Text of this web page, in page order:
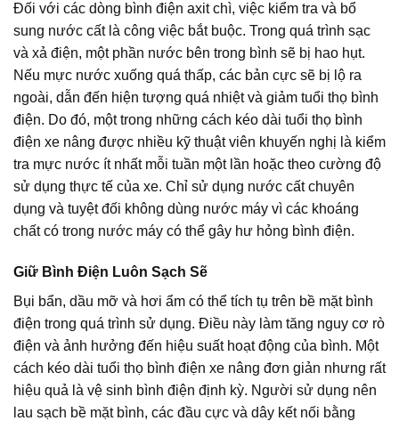
Đối với các dòng bình điện axit chì, việc kiểm tra và bổ
sung nước cất là công việc bắt buộc. Trong quá trình sạc
và xả điện, một phần nước bên trong bình sẽ bị hao hụt.
Nếu mực nước xuống quá thấp, các bản cực sẽ bị lộ ra
ngoài, dẫn đến hiện tượng quá nhiệt và giảm tuổi thọ bình
điện. Do đó, một trong những cách kéo dài tuổi thọ bình
điện xe nâng được nhiều kỹ thuật viên khuyến nghị là kiểm
tra mực nước ít nhất mỗi tuần một lần hoặc theo cường độ
sử dụng thực tế của xe. Chỉ sử dụng nước cất chuyên
dụng và tuyệt đối không dùng nước máy vì các khoáng
chất có trong nước máy có thể gây hư hỏng bình điện.
Giữ Bình Điện Luôn Sạch Sẽ
Bụi bẩn, dầu mỡ và hơi ẩm có thể tích tụ trên bề mặt bình
điện trong quá trình sử dụng. Điều này làm tăng nguy cơ rò
điện và ảnh hưởng đến hiệu suất hoạt động của bình. Một
cách kéo dài tuổi thọ bình điện xe nâng đơn giản nhưng rất
hiệu quả là vệ sinh bình điện định kỳ. Người sử dụng nên
lau sạch bề mặt bình, các đầu cực và dây kết nối bằng